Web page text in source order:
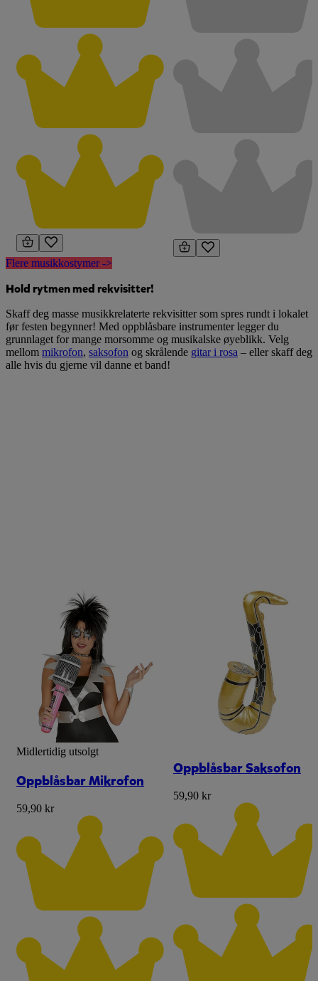
Flere musikkostymer ->
Hold rytmen med rekvisitter!
Skaff deg masse musikkrelaterte rekvisitter som spres rundt i lokalet
før festen begynner! Med oppblåsbare instrumenter legger du
grunnlaget for mange morsomme og musikalske øyeblikk. Velg
mellom mikrofon, saksofon og skrålende gitar i rosa – eller skaff deg
alle hvis du gjerne vil danne et band!
Midlertidig utsolgt
Oppblåsbar Mikrofon
59,90 kr
Oppblåsbar Saksofon
59,90 kr